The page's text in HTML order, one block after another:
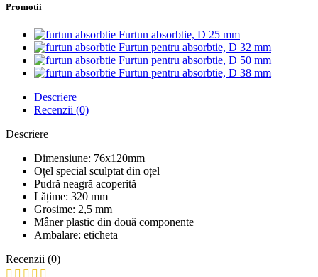
Promotii
Furtun absorbtie, D 25 mm
Furtun pentru absorbtie, D 32 mm
Furtun pentru absorbtie, D 50 mm
Furtun pentru absorbtie, D 38 mm
Descriere
Recenzii (0)
Descriere
Dimensiune: 76x120mm
Oțel special sculptat din oțel
Pudră neagră acoperită
Lățime: 320 mm
Grosime: 2,5 mm
Mâner plastic din două componente
Ambalare: eticheta
Recenzii (0)